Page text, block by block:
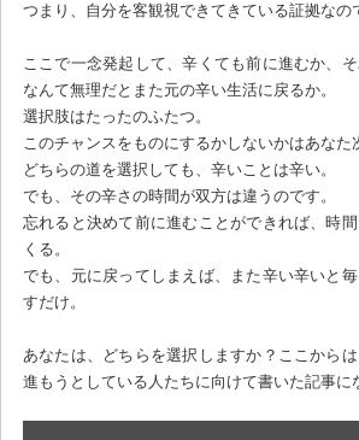
つまり、自分を客観視できてきている証拠なの
ここで一念発起して、辛くても前に進むか、
なんて無理だとまた元の辛い生活に戻るか。
選択肢はたったのふたつ。
このチャンスをものにするかしないかはあなた
どちらの道を選択しても、辛いことは辛い。
でも、その辛さの時間が双方は違うのです。
忘れると決めて前に進むことができれば、時
くる。
でも、元に戻ってしまえば、また辛い辛いと
すだけ。
あなたは、どちらを選択しますか？ここから
進もうとしている人たちに向けて書いた記事に